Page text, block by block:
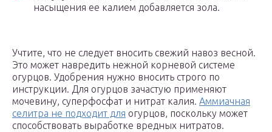
насыщения ее калием добавляется зола.
Учтите, что не следует вносить свежий навоз весной.
Это может навредить нежной корневой системе
огурцов. Удобрения нужно вносить строго по
инструкции. Для огурцов зачастую применяют
мочевину, суперфосфат и нитрат калия. Аммиачная
селитра не подходит для огурцов, поскольку может
способствовать выработке вредных нитратов.